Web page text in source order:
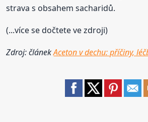
strava s obsahem sacharidů.
(...více se dočtete ve zdroji)
Zdroj: článekAceton v dechu: příčiny,